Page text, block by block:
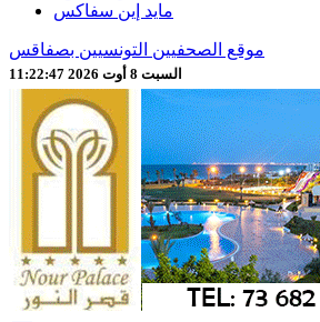
مايد إين سفاكس
موقع الصحفيين التونسيين بصفاقس
السبت 8 أوت 2026 11:22:49